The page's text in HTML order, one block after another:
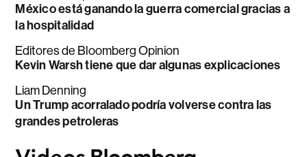
México está ganando la guerra comercial gracias a
la hospitalidad
Editores de Bloomberg Opinion
Kevin Warsh tiene que dar algunas explicaciones
Liam Denning
Un Trump acorralado podría volverse contra las
grandes petroleras